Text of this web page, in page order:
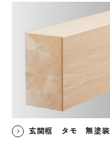
玄関框 タモ 無塗装